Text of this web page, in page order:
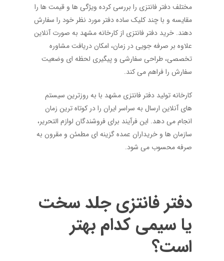
مختلف دفتر فانتزی را بررسی کرده ویژگی ها و قیمت ها را
مقایسه و با چند کلیک ساده دفتر مورد نظر خود را سفارش
دهند. خرید دفتر فانتزی از کارخانه مشهد به صورت آنلاین
علاوه بر صرفه جویی در زمان، امکان دریافت مشاوره
تخصصی، طراحی سفارشی و پیگیری لحظه ای وضعیت
سفارش را فراهم می کند.
کارخانه تولید دفتر فانتزی مشهد با به روزترین سیستم
های آنلاین ارسال به سراسر ایران را در کوتاه ترین زمان
انجام می دهد. این فرآیند برای فروشندگان لوازم التحریر،
سازمان ها و خریداران عمده گزینه ای مطمئن و مقرون به
صرفه محسوب می شود.
دفتر فانتزی جلد سخت
یا سیمی کدام بهتر
است؟